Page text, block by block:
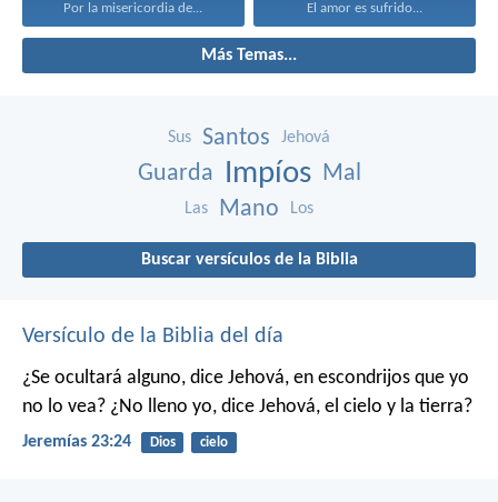
Por la misericordia de... El amor es sufrido...
Más Temas...
Sus Santos Jehová
Guarda Impíos Mal
Las Mano Los
Buscar versículos de la Biblia
Versículo de la Biblia del día
¿Se ocultará alguno, dice Jehová, en escondrijos que yo
no lo vea? ¿No lleno yo, dice Jehová, el cielo y la tierra?
Jeremías 23:24 Dios cielo